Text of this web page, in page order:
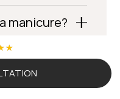
manicure?
hands